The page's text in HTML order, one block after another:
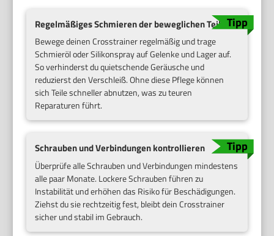
Regelmäßiges Schmieren der beweglichen Teile
Bewege deinen Crosstrainer regelmäßig und trage
Schmieröl oder Silikonspray auf Gelenke und Lager auf.
So verhinderst du quietschende Geräusche und
reduzierst den Verschleiß. Ohne diese Pflege können
sich Teile schneller abnutzen, was zu teuren
Reparaturen führt.
Schrauben und Verbindungen kontrollieren
Überprüfe alle Schrauben und Verbindungen mindestens
alle paar Monate. Lockere Schrauben führen zu
Instabilität und erhöhen das Risiko für Beschädigungen.
Ziehst du sie rechtzeitig fest, bleibt dein Crosstrainer
sicher und stabil im Gebrauch.